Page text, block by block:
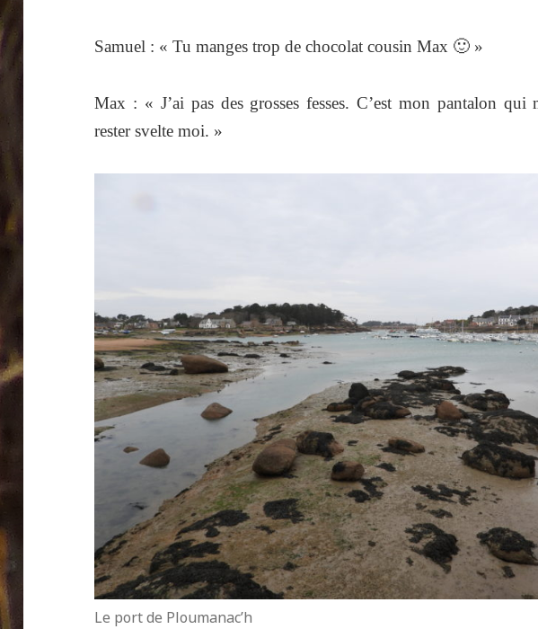
Samuel : « Tu manges trop de chocolat cousin Max 🙂 »
Max : « J’ai pas des grosses fesses. C’est mon pantalon qui
rester svelte moi. »
Le port de Ploumanac’h